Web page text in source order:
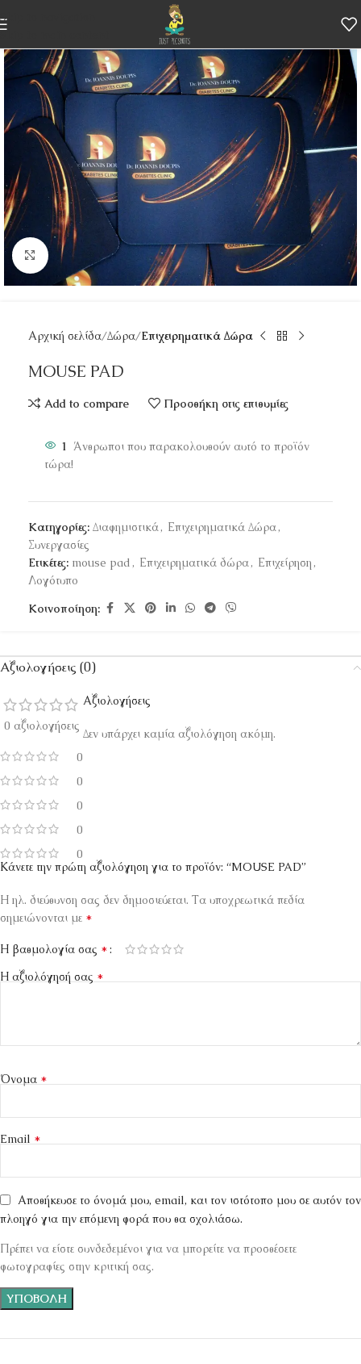
Skip to navigation
Skip to main content
Κάντε κλικ για μεγέθυνση
Αρχική σελίδα Δώρα Επιχειρηματικά Δώρα
MOUSE PAD
Add to compare Προσθήκη στις επιθυμίες
1 Άνθρωποι που παρακολουθούν αυτό το προϊόν
τώρα!
Κατηγορίες: Διαφημιστικά, Επιχειρηματικά Δώρα,
Συνεργασίες
Ετικέτες: mouse pad , Επιχειρηματικά δώρα, Επιχείρηση ,
Λογότυπο
Κοινοποίηση:
Αξιολογήσεις (0)
0 αξιολογήσεις
0
0
0
0
0
Αξιολογήσεις
Δεν υπάρχει καμία αξιολόγηση ακόμη.
Κάνετε την πρώτη αξιολόγηση για το προϊόν: “MOUSE PAD”
Η ηλ. διεύθυνση σας δεν δημοσιεύεται. Τα υποχρεωτικά πεδία
σημειώνονται με *
Η βαθμολογία σας *
Η αξιολόγησή σας *
Όνομα *
Email *
Αποθήκευσε το όνομά μου, email, και τον ιστότοπο μου σε αυτόν τον
πλοηγό για την επόμενη φορά που θα σχολιάσω.
Πρέπει να είστε συνδεδεμένοι για να μπορείτε να προσθέσετε
φωτογραφίες στην κριτική σας.